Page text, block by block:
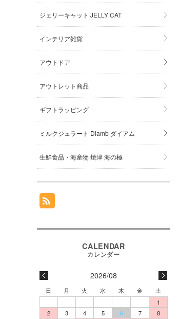
ジェリーキャット JELLY CAT
インテリア雑貨
アウトドア
アウトレット商品
ギフトラッピング
ミルクジェラート Diamb ダイアム
生鮮食品・海産物 焼津 海の極
2026/08
日 月 火 水 木 金
土
1
2
3 4 5 6 7
8